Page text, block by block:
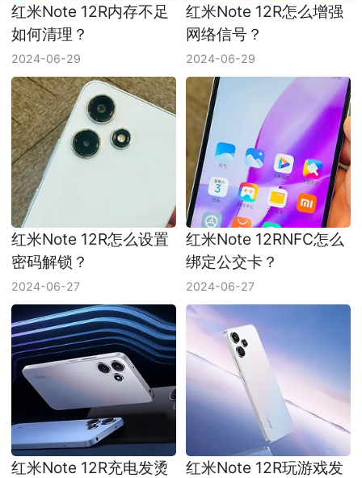
红米Note 12R内存不足
如何清理？
2024-06-29
红米Note 12R怎么增强
网络信号？
2024-06-29
红米Note 12R怎么设置
密码解锁？
2024-06-27
红米Note 12RNFC怎么
绑定公交卡？
2024-06-27
红米Note 12R充电发烫
红米Note 12R玩游戏发